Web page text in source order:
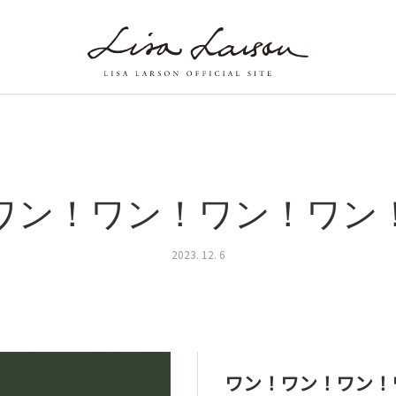
ン！ワン！ワン！ワン
2023. 12. 6
ワン！ワン！ワン！